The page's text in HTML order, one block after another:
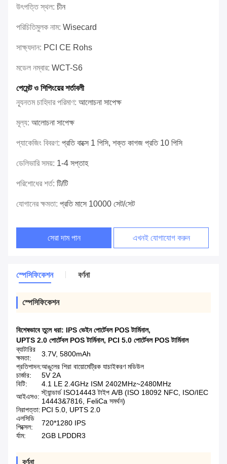
উৎপত্তি স্থল: চীন
পরিচিতিমুলক নাম: Wisecard
সাক্ষ্যদান: PCI CE Rohs
মডেল নম্বার: WCT-S6
পেমেন্ট ও শিপিংয়ের শর্তাবলী
ন্যূনতম চাহিদার পরিমাণ: আলোচনা সাপেক্ষ
মূল্য: আলোচনা সাপেক্ষ
প্যাকেজিং বিবরণ: প্রতি বাক্সে 1 পিসি, শক্ত কাগজ প্রতি 10 পিসি
ডেলিভারি সময়: 1-4 সপ্তাহ
পরিশোধের শর্ত: টি/টি
যোগানের ক্ষমতা: প্রতি মাসে 10000 সেট/সেট
সেরা দাম পান এখনই যোগাযোগ করুন
স্পেসিফিকেশন বর্ণনা
স্পেসিফিকেশন
বিশেষভাবে তুলে ধরা: IPS ভেইন পোর্টেবল POS টার্মিনাল,
UPTS 2.0 পোর্টেবল POS টার্মিনাল, PCI 5.0 পোর্টেবল POS টার্মিনাল
ব্যাটারির
ক্ষমতা:
3.7V, 5800mAh
প্রতিপাদন:আঙুলের শিরা বায়োমেট্রিক যাচাইকরণ মডিউল
চার্জার:
5V 2A
বিটি:
4.1 LE 2.4GHz ISM 2402MHz~2480MHz
আইএসও: স্ট্যান্ডার্ড ISO14443 টাইপ A/B (ISO 18092 NFC, ISO/IEC
14443&7816, FeliCa সমর্থন)
নিরাপত্তা: PCI 5.0, UPTS 2.0
এলসিডি
পিক্সেল:
720*1280 IPS
র্যাম:
2GB LPDDR3